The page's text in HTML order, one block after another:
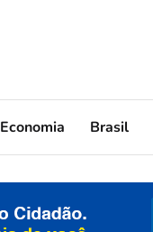
Economia Brasil